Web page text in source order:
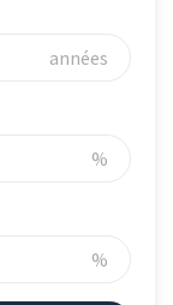
années
%
%